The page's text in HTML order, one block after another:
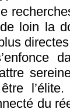
loin la
du